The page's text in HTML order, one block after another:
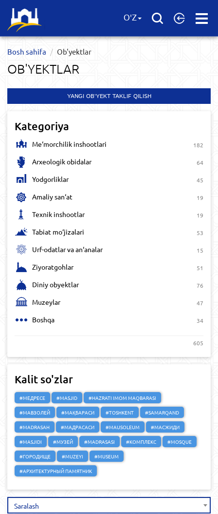
Open
O'Z
Bosh sahifa Ob'yektlar​
OB'YEKTLAR​
YANGI OB'YEKT TAKLIF QILISH
Kategoriya
Me‘morchilik inshootlari 182
Arxeologik obidalar 64
Yodgorliklar 45
Amaliy san‘at 19
Texnik inshootlar 19
Tabiat mo‘jizalari 53
Urf-odatlar va an‘analar 15
Ziyoratgohlar 51
Diniy obyektlar 76
Muzeylar 47
Boshqa 34
605
Kalit so'zlar
#МЕДРЕСЕ #MASJID
#HAZRATI IMOM MAQBARASI
#МАВЗОЛЕЙ
#МАҚБАРАСИ #TOSHKENT
#SAMARQAND
#MADRASAH
#МАДРАСАСИ #MAUSOLEUM
#МАСЖИДИ
#MASJIDI
#МУЗЕЙ #MADRASASI #КОМПЛЕКС
#MOSQUE
#ГОРОДИЩЕ
#MUZEYI
#MUSEUM
#АРХИТЕКТУРНЫЙ ПАМЯТНИК
Saralash